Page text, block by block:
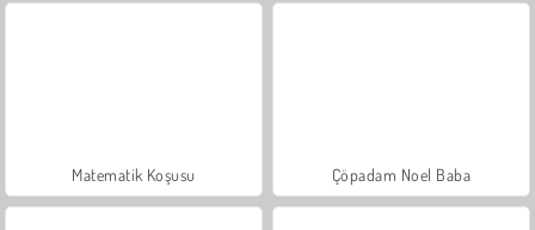
Matematik Koşusu Çöpadam Noel Baba